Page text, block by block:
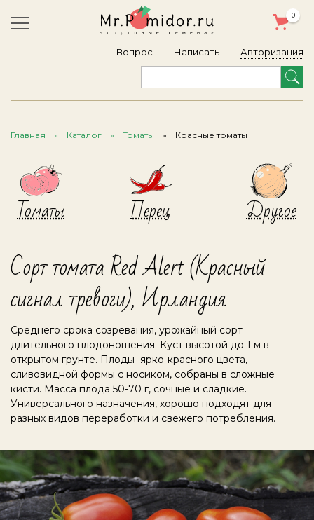
Вопрос Написать
0
Авторизация
Главная Каталог Томаты Красные томаты
Томаты Перец Другое
Сорт томата Red Alert (Красный
сигнал тревоги), Ирландия.
Среднего срока созревания, урожайный сорт
длительного плодоношения. Куст высотой до 1 м в
открытом грунте. Плоды ярко-красного цвета,
сливовидной формы с носиком, собраны в сложные
кисти. Масса плода 50-70 г, сочные и сладкие.
Универсального назначения, хорошо подходят для
разных видов переработки и свежего потребления.